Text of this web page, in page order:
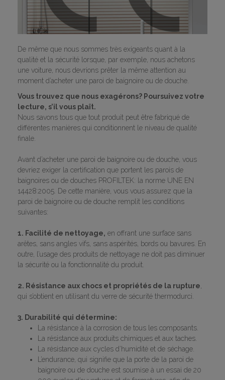
De même que nous sommes très exigeants quant à la
qualité et la sécurité lorsque, par exemple, nous achetons
une voiture, nous devrions prêter la même attention au
moment d’acheter une paroi de baignoire ou de douche.
Vous trouvez que nous exagérons? Poursuivez votre
lecture, s’il vous plaît.
Nous savons tous que tout produit peut être fabriqué de
différentes manières qui conditionnent le niveau de qualité
finale.
Avant d’acheter une paroi de baignoire ou de douche, vous
devriez exiger la certification que portent les parois de
baignoires ou de douches PROFILTEK: la norme UNE EN
14428:2005. De cette manière, vous vous assurez que la
paroi de baignoire ou de douche remplit les conditions
suivantes:
1. Facilité de nettoyage, en offrant une surface sans
arêtes, sans angles vifs, sans aspérités, bords ou bavures. En
outre, l’usage des produits de nettoyage ne doit pas diminuer
la sécurité ou la fonctionnalité du produit.
2. Résistance aux chocs et propriétés de la rupture,
qui s’obtient en utilisant du verre de sécurité thermodurci.
3. Durabilité qui détermine:
La résistance à la corrosion de tous les composants.
La résistance aux produits chimiques et aux taches.
La résistance aux cycles d’humidité et de séchage.
L’endurance, qui signifie que la porte de la paroi de
baignoire ou de douche est soumise à un essai de 20